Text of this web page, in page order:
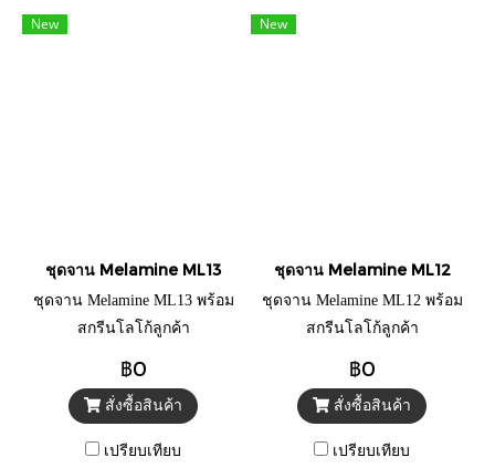
New
ชุดจาน Melamine ML13
ชุดจาน Melamine ML13 พร้อม
สกรีนโลโก้ลูกค้า
฿0
สั่งซื้อสินค้า
เปรียบเทียบ
New
ชุดจาน Melamine ML12
ชุดจาน Melamine ML12 พร้อม
สกรีนโลโก้ลูกค้า
฿0
สั่งซื้อสินค้า
เปรียบเทียบ